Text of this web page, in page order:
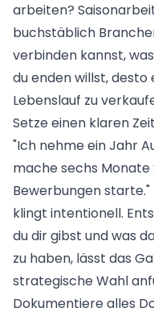
arbeiten?
buchstäblich
verbinden kannst,
du enden willst, desto
Lebenslauf zu
Setze einen klaren
"Ich nehme ein Jahr
mache sechs
Bewerbungen starte."
klingt intentionell.
du dir gibst und was
zu haben, lässt das
strategische Wahl
Dokumentiere alles